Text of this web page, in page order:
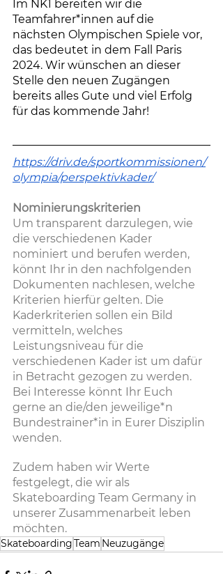
Im NK1 bereiten wir die
Teamfahrer*innen auf die
nächsten Olympischen Spiele vor,
das bedeutet in dem Fall Paris
2024. Wir wünschen an dieser
Stelle den neuen Zugängen
bereits alles Gute und viel Erfolg
für das kommende Jahr!
https://driv.de/sportkommissionen/
olympia/perspektivkader/
Nominierungskriterien
Um transparent darzulegen, wie
die verschiedenen Kader
nominiert und berufen werden,
könnt Ihr in den nachfolgenden
Dokumenten nachlesen, welche
Kriterien hierfür gelten. Die
Kaderkriterien sollen ein Bild
vermitteln, welches
Leistungsniveau für die
verschiedenen Kader ist um dafür
in Betracht gezogen zu werden.
Bei Interesse könnt Ihr Euch
gerne an die/den jeweilige*n
Bundestrainer*in in Eurer Disziplin
wenden.
Zudem haben wir Werte
festgelegt, die wir als
Skateboarding Team Germany in
unserer Zusammenarbeit leben
möchten.
SkateboardingTeam Neuzugänge